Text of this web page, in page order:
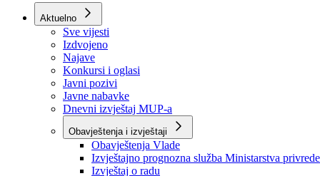
Aktuelno
Sve vijesti
Izdvojeno
Najave
Konkursi i oglasi
Javni pozivi
Javne nabavke
Dnevni izvještaj MUP-a
Obavještenja i izvještaji